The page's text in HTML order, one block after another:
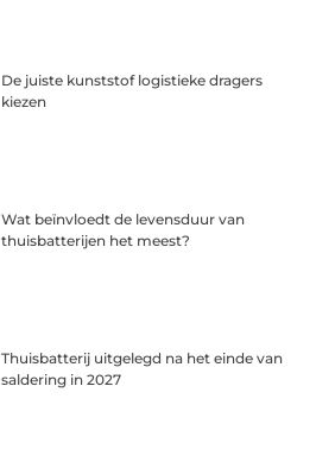
De juiste kunststof logistieke dragers
kiezen
Wat beïnvloedt de levensduur van
thuisbatterijen het meest?
Thuisbatterij uitgelegd na het einde van
saldering in 2027